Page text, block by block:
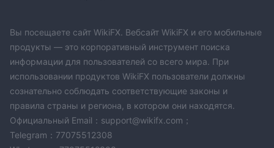
Вы посещаете сайт WikiFX. Вебсайт WikiFX и его мобильные
продукты — это корпоративный инструмент поиска
информации для пользователей со всего мира. При
использовании продуктов WikiFX пользователи должны
сознательно соблюдать соответствующие законы и
правила страны и региона, в котором они находятся.
Официальный Email：support@wikifx.com；
Telegram：77075512308